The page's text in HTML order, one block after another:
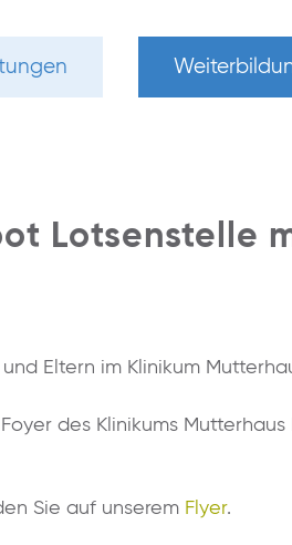
Lotsenstelle
Eltern im Klinikum
des Klinikums Mutterhaus
Sie auf unserem Flyer.